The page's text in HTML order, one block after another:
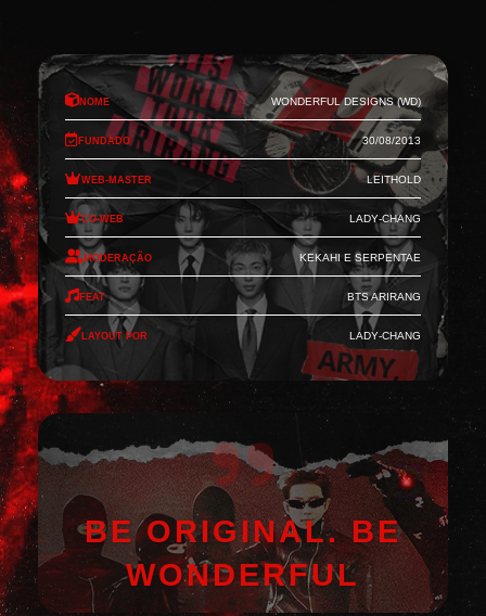
Nome Wonderful Designs (WD)
Fundado 30/08/2013
Web-Master Leithold
Co-Web Lady-Chang
Moderação Kekahi e Serpentae
Feat BTS Arirang
Layout por Lady-Chang
BE ORIGINAL. BE
WONDERFUL